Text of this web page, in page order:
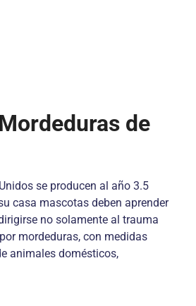
de
se producen al año 3.5
casa mascotas deben aprender
no solamente al trauma
mordeduras, con medidas
animales domésticos,